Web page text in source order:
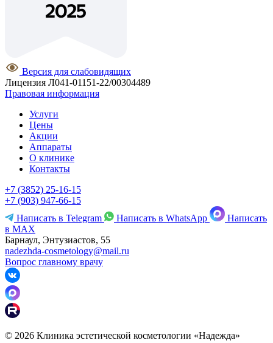
Версия для слабовидящих
Лицензия Л041-01151-22/00304489
Правовая информация
Услуги
Цены
Акции
Аппараты
О клинике
Контакты
+7 (3852) 25-16-15
+7 (903) 947-66-15
Написать в Telegram
Написать в WhatsApp
Написать
в MAX
Барнаул, Энтузиастов, 55
nadezhda-cosmetology@mail.ru
Вопрос главному врачу
© 2026 Клиника эстетической косметологии «Надежда»